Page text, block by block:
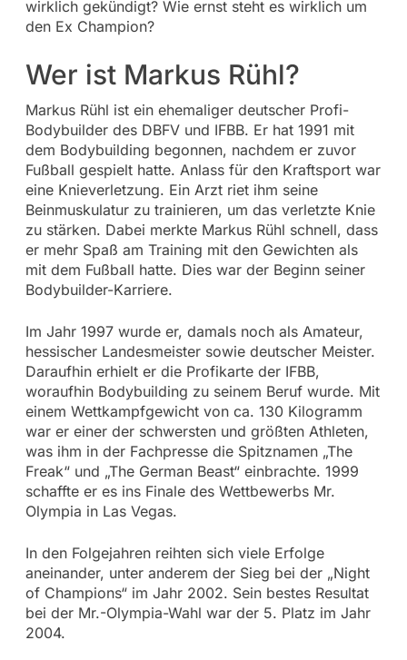
wirklich gekündigt? Wie ernst steht es wirklich um
den Ex Champion?
Wer ist Markus Rühl?
Markus Rühl ist ein ehemaliger deutscher Profi-
Bodybuilder des DBFV und IFBB. Er hat 1991 mit
dem Bodybuilding begonnen, nachdem er zuvor
Fußball gespielt hatte. Anlass für den Kraftsport war
eine Knieverletzung. Ein Arzt riet ihm seine
Beinmuskulatur zu trainieren, um das verletzte Knie
zu stärken. Dabei merkte Markus Rühl schnell, dass
er mehr Spaß am Training mit den Gewichten als
mit dem Fußball hatte. Dies war der Beginn seiner
Bodybuilder-Karriere.
Im Jahr 1997 wurde er, damals noch als Amateur,
hessischer Landesmeister sowie deutscher Meister.
Daraufhin erhielt er die Profikarte der IFBB,
woraufhin Bodybuilding zu seinem Beruf wurde. Mit
einem Wettkampfgewicht von ca. 130 Kilogramm
war er einer der schwersten und größten Athleten,
was ihm in der Fachpresse die Spitznamen „The
Freak“ und „The German Beast“ einbrachte. 1999
schaffte er es ins Finale des Wettbewerbs Mr.
Olympia in Las Vegas.
In den Folgejahren reihten sich viele Erfolge
aneinander, unter anderem der Sieg bei der „Night
of Champions“ im Jahr 2002. Sein bestes Resultat
bei der Mr.-Olympia-Wahl war der 5. Platz im Jahr
2004.